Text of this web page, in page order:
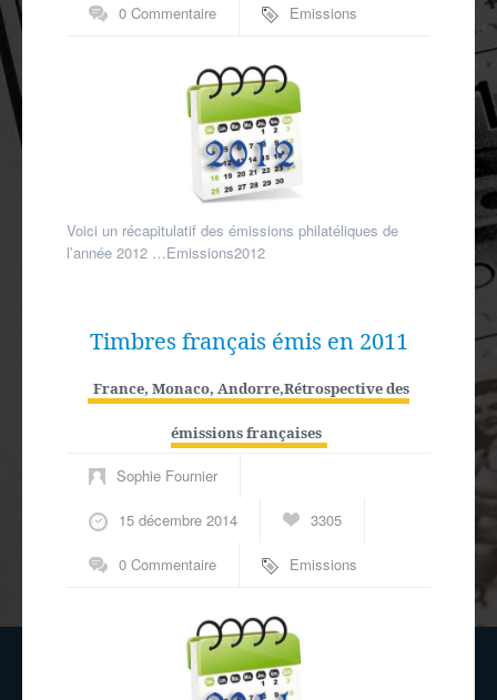
0 Commentaire
Emissions
Voici un récapitulatif des émissions philatéliques de
l’année 2012 …Emissions2012
Timbres français émis en 2011
France, Monaco, Andorre,Rétrospective des
émissions françaises
Sophie Fournier
15 décembre 2014 3305
0 Commentaire
Emissions